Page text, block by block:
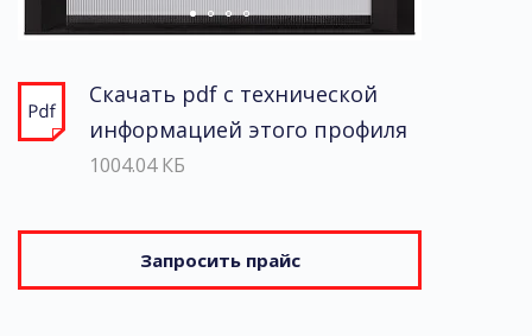
Скачать pdf с технической
информацией этого профиля
1004.04 КБ
Запросить прайс